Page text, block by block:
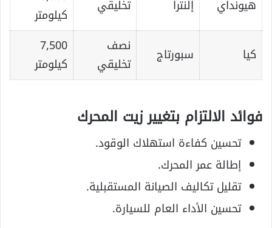
هيونداي
إلنترا تخليقي
كيلومتر
كيا
سبورتاج
نصف
تخليقي
7,500
كيلومتر
فوائد الالتزام بتغيير زيت المحرك
تحسين كفاءة استهلاك الوقود.
إطالة عمر المحرك.
تقليل تكاليف الصيانة المستقبلية.
تحسين الأداء العام للسيارة.